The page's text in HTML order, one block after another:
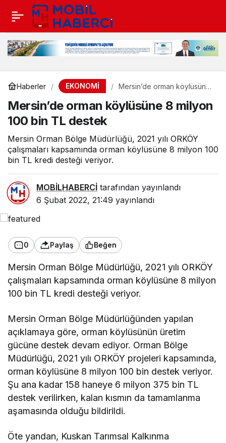
Haberler EKONOMİ
Mersin’de orman köylüsüne
Mersin’de orman köylüsüne 8 milyon
100 bin TL destek
Mersin Orman Bölge Müdürlüğü, 2021 yılı ORKÖY
çalışmaları kapsamında orman köylüsüne 8 milyon 100
bin TL kredi desteği veriyor.
MOBİLHABERCİ tarafından yayınlandı
6 Şubat 2022, 21:49 yayınlandı
0 Paylaş Beğen
Mersin Orman Bölge Müdürlüğü, 2021 yılı ORKÖY
çalışmaları kapsamında orman köylüsüne 8 milyon
100 bin TL kredi desteği veriyor.
Mersin Orman Bölge Müdürlüğünden yapılan
açıklamaya göre, orman köylüsünün üretim
gücüne destek devam ediyor. Orman Bölge
Müdürlüğü, 2021 yılı ORKÖY projeleri kapsamında,
orman köylüsüne 8 milyon 100 bin destek veriyor.
Şu ana kadar 158 haneye 6 milyon 375 bin TL
destek verilirken, kalan kısmın da tamamlanma
aşamasında olduğu bildirildi.
Öte yandan, Kuskan Tarımsal Kalkınma